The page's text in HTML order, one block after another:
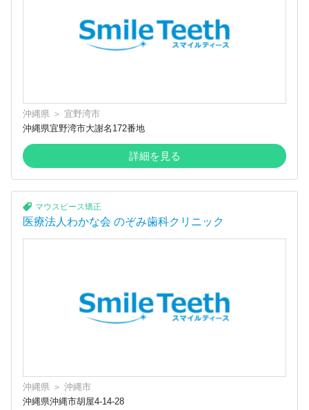
沖縄県 ＞ 宜野湾市
沖縄県宜野湾市大謝名172番地
詳細を見る
マウスピース矯正
医療法人わかな会 のぞみ歯科クリニック
沖縄県 ＞ 沖縄市
沖縄県沖縄市胡屋4-14-28